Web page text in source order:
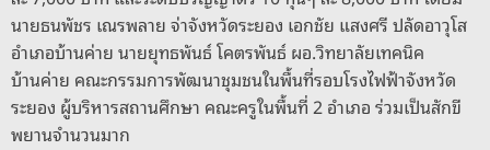
นายธนพัชร เณรพลาย จ่าจังหวัดระยอง เอกชัย แสงศรี ปลัดอาวุโส
อำเภอบ้านค่าย นายยุทธพันธ์ โคตรพันธ์ ผอ.วิทยาลัยเทคนิค
บ้านค่าย คณะกรรมการพัฒนาชุมชนในพื้นที่รอบโรงไฟฟ้าจังหวัด
ระยอง ผู้บริหารสถานศึกษา คณะครูในพื้นที่ 2 อำเภอ ร่วมเป็นสักขี
พยานจำนวนมาก